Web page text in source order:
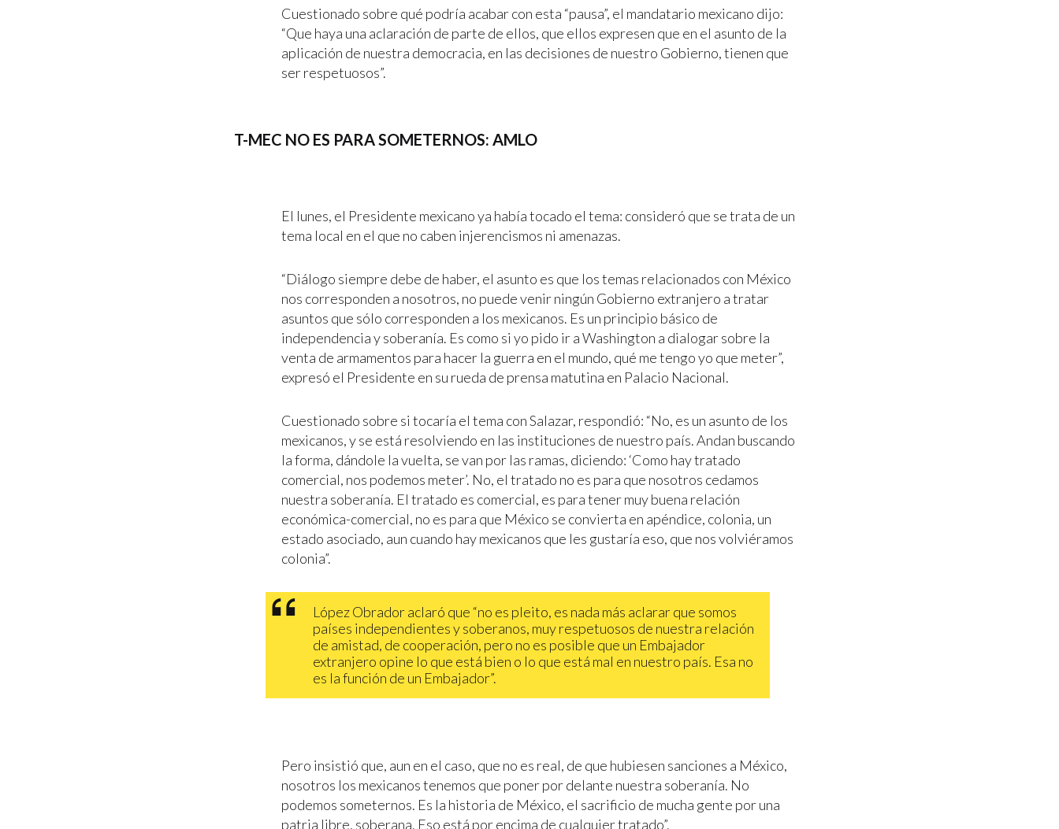
Cuestionado sobre qué podría acabar con esta “pausa”, el mandatario mexicano dijo:
“Que haya una aclaración de parte de ellos, que ellos expresen que en el asunto de la
aplicación de nuestra democracia, en las decisiones de nuestro Gobierno, tienen que
ser respetuosos”.
T-MEC NO ES PARA SOMETERNOS: AMLO
El lunes, el Presidente mexicano ya había tocado el tema: consideró que se trata de un
tema local en el que no caben injerencismos ni amenazas.
“Diálogo siempre debe de haber, el asunto es que los temas relacionados con México
nos corresponden a nosotros, no puede venir ningún Gobierno extranjero a tratar
asuntos que sólo corresponden a los mexicanos. Es un principio básico de
independencia y soberanía. Es como si yo pido ir a Washington a dialogar sobre la
venta de armamentos para hacer la guerra en el mundo, qué me tengo yo que meter”,
expresó el Presidente en su rueda de prensa matutina en Palacio Nacional.
Cuestionado sobre si tocaría el tema con Salazar, respondió: “No, es un asunto de los
mexicanos, y se está resolviendo en las instituciones de nuestro país. Andan buscando
la forma, dándole la vuelta, se van por las ramas, diciendo: ‘Como hay tratado
comercial, nos podemos meter’. No, el tratado no es para que nosotros cedamos
nuestra soberanía. El tratado es comercial, es para tener muy buena relación
económica-comercial, no es para que México se convierta en apéndice, colonia, un
estado asociado, aun cuando hay mexicanos que les gustaría eso, que nos volviéramos
colonia”.
López Obrador aclaró que “no es pleito, es nada más aclarar que somos
países independientes y soberanos, muy respetuosos de nuestra relación
de amistad, de cooperación, pero no es posible que un Embajador
extranjero opine lo que está bien o lo que está mal en nuestro país. Esa no
es la función de un Embajador”.
Pero insistió que, aun en el caso, que no es real, de que hubiesen sanciones a México,
nosotros los mexicanos tenemos que poner por delante nuestra soberanía. No
podemos someternos. Es la historia de México, el sacrificio de mucha gente por una
patria libre, soberana. Eso está por encima de cualquier tratado”.